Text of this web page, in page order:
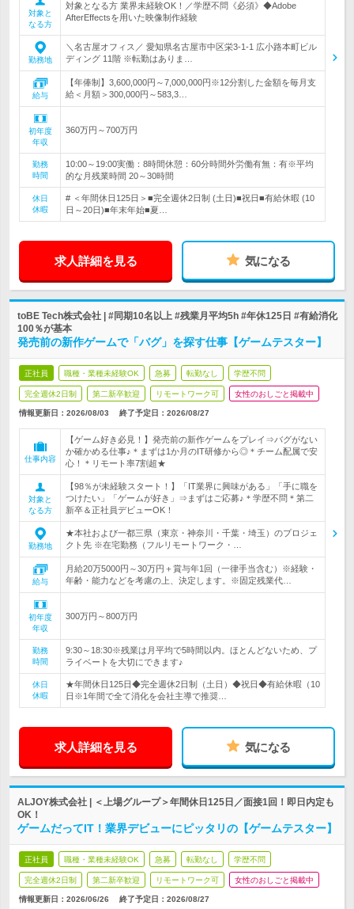
対象と
なる方
対象となる方 業界未経験OK！／学歴不問《必須》◆Adobe
AfterEffectsを用いた映像制作経験
勤務地
＼名古屋オフィス／ 愛知県名古屋市中区栄3-1-1 広小路本町ビル
ディング 11階 ※転勤はありま…
給与
【年俸制】3,600,000円～7,000,000円※12分割した金額を毎月支
給＜月額＞300,000円～583,3…
初年度
年収
360万円～700万円
勤務
時間
10:00～19:00実働：8時間休憩：60分時間外労働有無：有※平均
的な月残業時間 20～30時間
休日
休暇
# ＜年間休日125日＞■完全週休2日制 (土日)■祝日■有給休暇 (10
日～20日)■年末年始■夏…
求人詳細を見る 気になる
toBE Tech株式会社 | #同期10名以上 #残業月平均5h #年休125日 #有給消化
100％が基本
発売前の新作ゲームで「バグ」を探す仕事【ゲームテスター】
正社員 職種・業種未経験OK 急募 転勤なし 学歴不問
完全週休2日制 第二新卒歓迎 リモートワーク可 女性のおしごと掲載中
情報更新日：2026/08/03 終了予定日： 2026/08/27
仕事内容
【ゲーム好き必見！】発売前の新作ゲームをプレイ⇒バグがない
か確かめる仕事♪＊まずは1か月のIT研修から◎＊チーム配属で安
心！＊リモート率7割超★
対象と
なる方
【98％が未経験スタート！】「IT業界に興味がある」「手に職を
つけたい」「ゲームが好き」⇒まずはご応募♪＊学歴不問＊第二
新卒＆正社員デビューOK！
勤務地
★本社および一都三県（東京・神奈川・千葉・埼玉）のプロジェ
クト先 ※在宅勤務（フルリモートワーク・…
給与
月給20万5000円～30万円＋賞与年1回（一律手当含む）※経験・
年齢・能力などを考慮の上、決定します。※固定残業代…
初年度
年収
300万円～800万円
勤務
時間
9:30～18:30※残業は月平均で5時間以内。ほとんどないため、プ
ライベートを大切にできます♪
休日
休暇
★年間休日125日◆完全週休2日制（土日）◆祝日◆有給休暇（10
日※1年間で全て消化を会社主導で推奨…
求人詳細を見る 気になる
ALJOY株式会社 | ＜上場グループ＞年間休日125日／面接1回！即日内定も
OK！
ゲームだってIT！業界デビューにピッタリの【ゲームテスター】
正社員 職種・業種未経験OK 急募 転勤なし 学歴不問
完全週休2日制 第二新卒歓迎 リモートワーク可 女性のおしごと掲載中
情報更新日：2026/06/26 終了予定日： 2026/08/27